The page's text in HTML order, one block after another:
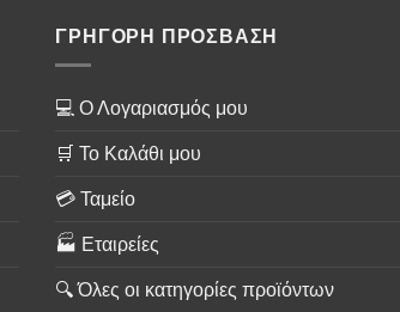
ΓΡΗΓΟΡΗ ΠΡΟΣΒΑΣΗ
💻 Ο Λογαριασμός μου
🛒 Το Καλάθι μου
💳 Ταμείο
🏭 Εταιρείες
🔍 Όλες οι κατηγορίες προϊόντων